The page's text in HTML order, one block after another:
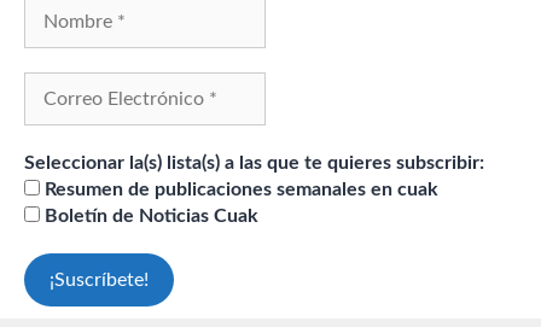
Seleccionar la(s) lista(s) a las que te quieres subscribir:
Resumen de publicaciones semanales en cuak
Boletín de Noticias Cuak